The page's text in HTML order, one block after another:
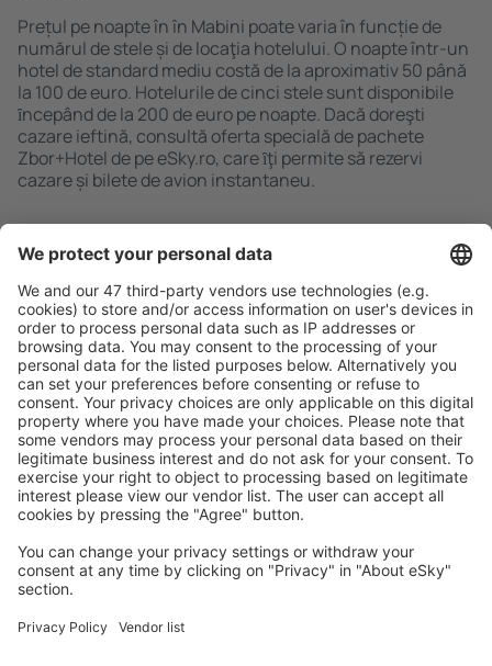
Prețul pe noapte în în Mabini poate varia în funcție de
numărul de stele și de locaţia hotelului. O noapte într-un
hotel de standard mediu costă de la aproximativ 50 până
la 100 de euro. Hotelurile de cinci stele sunt disponibile
ȋncepând de la 200 de euro pe noapte. Dacă doreşti
cazare ieftină, consultă oferta specială de pachete
Zbor+Hotel de pe eSky.ro, care ȋţi permite să rezervi
cazare și bilete de avion instantaneu.
Caută rapid şi uşor
Ofertă adaptată aşteptărilor tale.
Planifică ȋn siguranţă
Rezervare fără griji cu opțiune gratuită de anulare.
Economiseşte mai mult
Prețuri atractive și oferte speciale pentru utilizatorii
conectați.
Cazarea preferată
apartamente și altele.